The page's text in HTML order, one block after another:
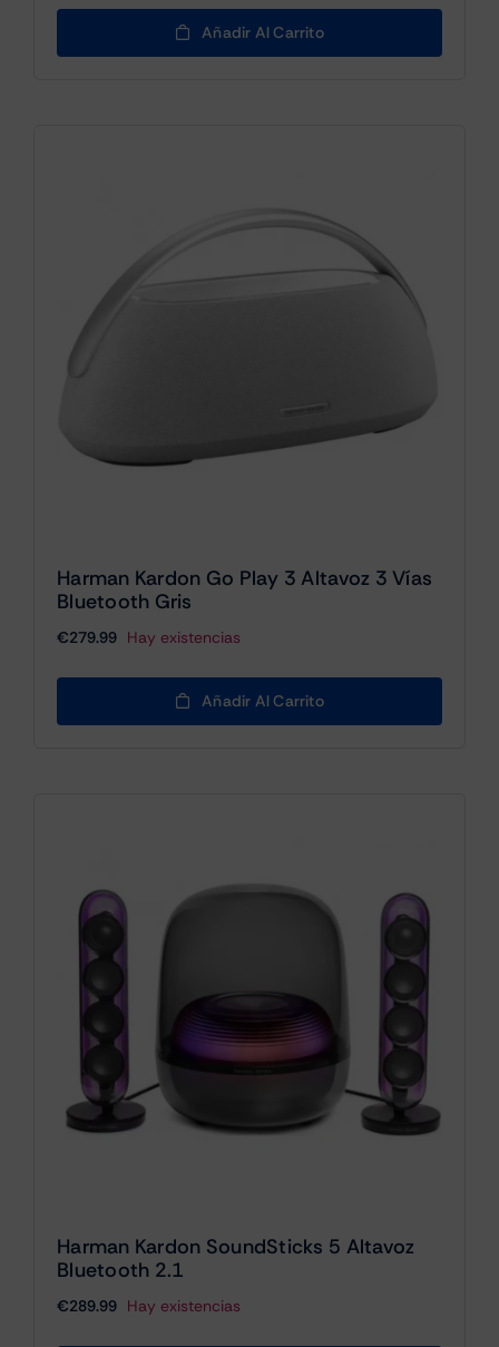
Añadir Al Carrito
Harman Kardon Go Play 3 Altavoz 3 Vías
Bluetooth Gris
€279.99 Hay existencias
Añadir Al Carrito
Harman Kardon SoundSticks 5 Altavoz
Bluetooth 2.1
€289.99 Hay existencias